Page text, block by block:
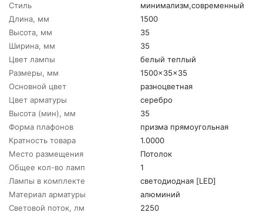
Стиль
минимализм,современный
Длина, мм
1500
Высота, мм
35
Ширина, мм
35
Цвет лампы
белый теплый
Размеры, мм
1500x35x35
Основной цвет
разноцветная
Цвет арматуры
серебро
Высота (мин), мм
35
Форма плафонов
призма прямоугольная
Кратность товара
1.0000
Место размещения
Потолок
Общее кол-во ламп
1
Лампы в комплекте
светодиодная [LED]
Материал арматуры
алюминий
Световой поток, лм
2250